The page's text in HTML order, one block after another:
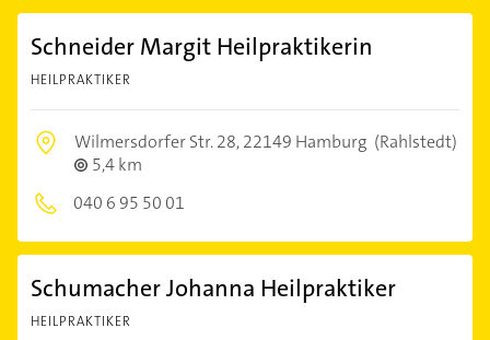
Schneider Margit Heilpraktikerin
HEILPRAKTIKER
Wilmersdorfer Str. 28,22149 Hamburg (Rahlstedt)
5,4 km
040 6 95 50 01
Schumacher Johanna Heilpraktiker
HEILPRAKTIKER